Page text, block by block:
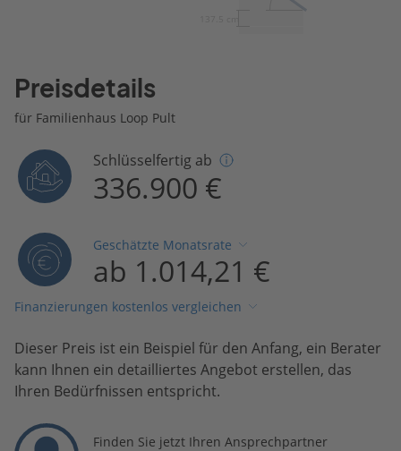
Preisdetails
für Familienhaus Loop Pult
Schlüsselfertig ab
336.900 €
Geschätzte Monatsrate
ab 1.014,21 €
Finanzierungen kostenlos vergleichen
Dieser Preis ist ein Beispiel für den Anfang, ein Berater
kann Ihnen ein detailliertes Angebot erstellen, das
Ihren Bedürfnissen entspricht.
Finden Sie jetzt Ihren Ansprechpartner